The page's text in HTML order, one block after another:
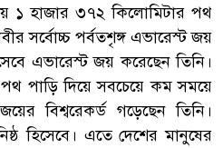
১ হাজার ৩৭২ কিলোমিটার পথ
সর্বোচ্চ পর্বতশৃঙ্গ এভারেস্ট জয়
এভারেস্ট জয় করেছেন তিনি।
পথ পাড়ি দিয়ে সবচেয়ে কম সময়ে
বিশ্বরেকর্ড গড়েছেন তিনি।
হিসেবে। এতে দেশের মানুষের